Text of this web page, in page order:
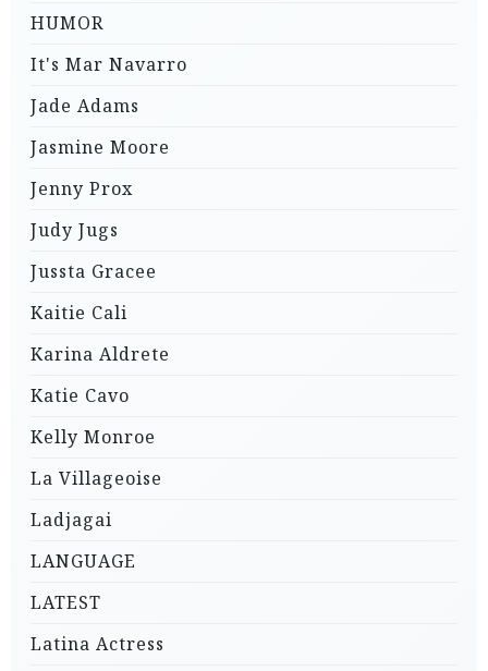
HUMOR
It's Mar Navarro
Jade Adams
Jasmine Moore
Jenny Prox
Judy Jugs
Jussta Gracee
Kaitie Cali
Karina Aldrete
Katie Cavo
Kelly Monroe
La Villageoise
Ladjagai
LANGUAGE
LATEST
Latina Actress